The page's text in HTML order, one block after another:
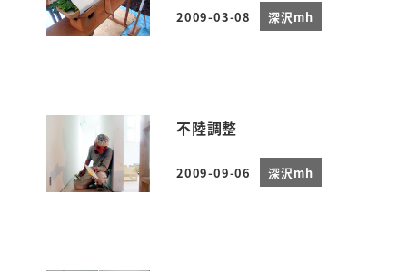
投稿日
2009-03-08 深沢mh
不陸調整
投稿日
2009-09-06 深沢mh